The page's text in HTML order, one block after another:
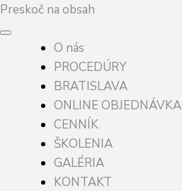
Preskoč na obsah
O nás
PROCEDÚRY
BRATISLAVA
ONLINE OBJEDNÁVKA
CENNÍK
ŠKOLENIA
GALÉRIA
KONTAKT